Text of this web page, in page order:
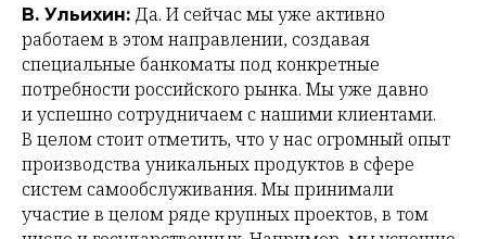
В. Ульихин: Да. И сейчас мы уже активно
работаем в этом направлении, создавая
специальные банкоматы под конкретные
потребности российского рынка. Мы уже давно
и успешно сотрудничаем с нашими клиентами.
В целом стоит отметить, что у нас огромный опыт
производства уникальных продуктов в сфере
систем самообслуживания. Мы принимали
участие в целом ряде крупных проектов, в том